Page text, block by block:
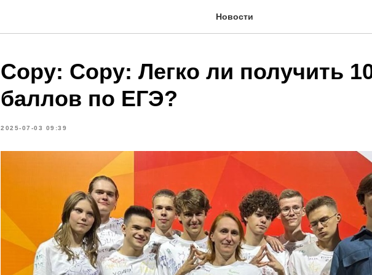
Новости
Copy: Copy: Легко ли получить
баллов по ЕГЭ?
2025-07-03 09:39